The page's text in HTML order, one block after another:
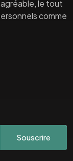
le tout
comme
Souscrire